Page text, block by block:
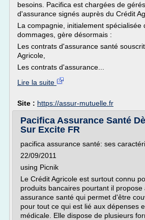
besoins. Pacifica est chargées de
d'assurance signés auprès du Crédit
La compagnie, initialement spécialisée
dommages, gère désormais :
Les contrats d'assurance santé
Agricole,
Les contrats d'assurance...
Lire la suite
Site : https://assur-mutuelle.fr
Pacifica Assurance Santé
Sur Excite FR
pacifica assurance santé: ses
22/09/2011
using Picnik
Le Crédit Agricole est surtout connu
produits bancaires pourtant il propose
assurance santé qui permet d'être
pour tout ce qui est lié aux dépenses
médicale. Elle dispose de plusieurs